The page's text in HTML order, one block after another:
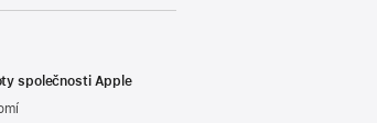
společnosti Apple